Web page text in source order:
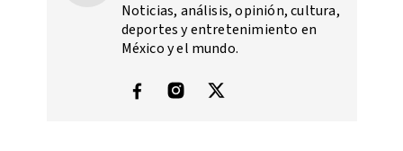
Noticias, análisis, opinión, cultura,
deportes y entretenimiento en
México y el mundo.